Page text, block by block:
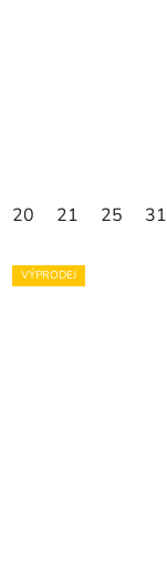
20 21 25 31
VÝPRODEJ